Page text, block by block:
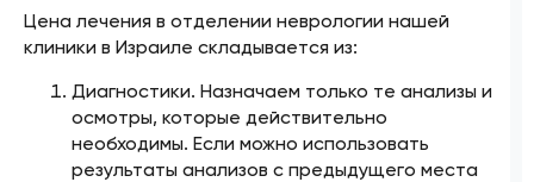
Цена лечения в отделении неврологии нашей
клиники в Израиле складывается из:
Диагностики. Назначаем только те анализы и
осмотры, которые действительно
необходимы. Если можно использовать
результаты анализов с предыдущего места